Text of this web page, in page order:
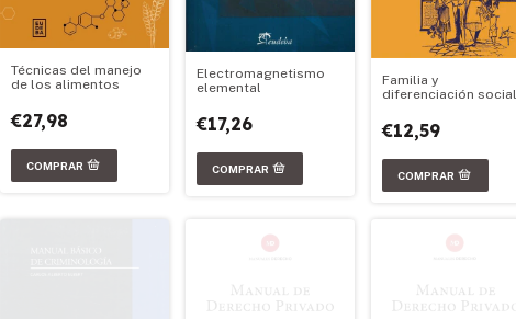
Técnicas del manejo
de los alimentos
€27,98
Electromagnetismo
elemental
€17,26
Familia y
diferenciación social
€12,59